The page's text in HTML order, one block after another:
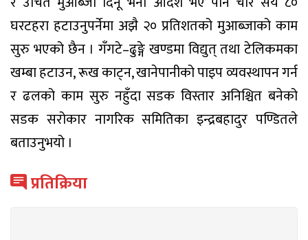
घरटहरा हटाउनुपर्नेमा अझै २० प्रतिशतको मुआब्जाको काम
सुरु भएको छैन । गँगटे–ढुङ्गे खण्डमा विद्युत् तथा टेलिकमका
खम्बा हटाउन, रूख काट्न, खानेपानीको पाइप व्यवस्थापन गर्न
र ढलको काम सुरु नहुँदा सडक विस्तार अनिश्चित बनेको
सडक सरोकार नागरिक समितिका इन्द्रबहादुर पण्डितले
बताउनुभयो ।
प्रतिक्रिया